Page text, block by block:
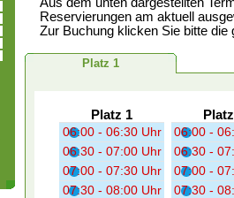
Reservierungen am aktuell
Zur Buchung klicken Sie bitte die
Platz 1
Platz 1
06:00 - 06:30 Uhr
06:30 - 07:00 Uhr
07:00 - 07:30 Uhr
07:30 - 08:00 Uhr
06:00 -
06:30 -
07:00 -
07:30 -